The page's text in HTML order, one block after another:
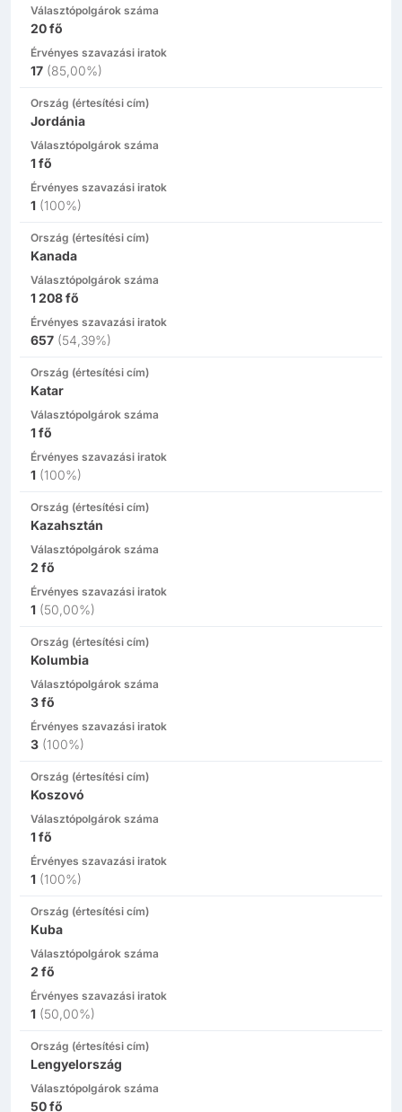
Választópolgárok száma
20fő
Érvényes szavazási iratok
17 (85,00%)
Ország (értesítési cím)
Jordánia
Választópolgárok száma
1fő
Érvényes szavazási iratok
1 (100%)
Ország (értesítési cím)
Kanada
Választópolgárok száma
1 208fő
Érvényes szavazási iratok
657 (54,39%)
Ország (értesítési cím)
Katar
Választópolgárok száma
1fő
Érvényes szavazási iratok
1 (100%)
Ország (értesítési cím)
Kazahsztán
Választópolgárok száma
2 fő
Érvényes szavazási iratok
1 (50,00%)
Ország (értesítési cím)
Kolumbia
Választópolgárok száma
3fő
Érvényes szavazási iratok
3 (100%)
Ország (értesítési cím)
Koszovó
Választópolgárok száma
1fő
Érvényes szavazási iratok
1 (100%)
Ország (értesítési cím)
Kuba
Választópolgárok száma
2 fő
Érvényes szavazási iratok
1 (50,00%)
Ország (értesítési cím)
Lengyelország
Választópolgárok száma
50fő